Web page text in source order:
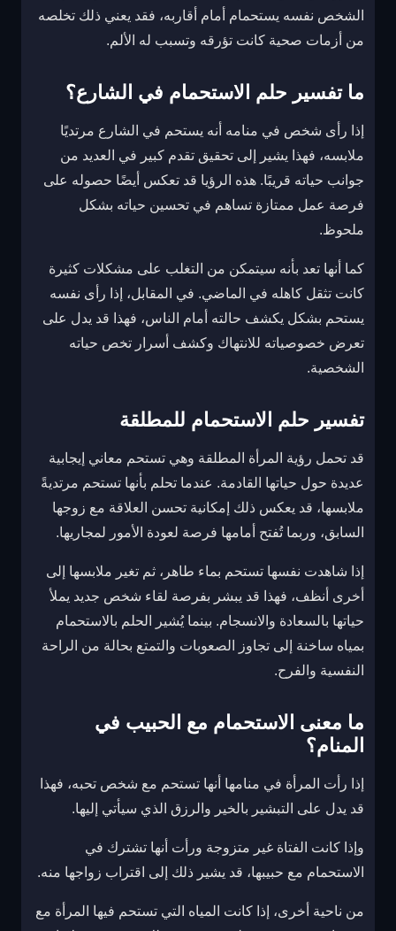
الشخص نفسه يستحمام أمام أقاربه، فقد يعني ذلك تخلصه
من أزمات صحية كانت تؤرقه وتسبب له الألم.
ما تفسير حلم الاستحمام في الشارع؟
إذا رأى شخص في منامه أنه يستحم في الشارع مرتديًا
ملابسه، فهذا يشير إلى تحقيق تقدم كبير في العديد من
جوانب حياته قريبًا. هذه الرؤيا قد تعكس أيضًا حصوله على
فرصة عمل ممتازة تساهم في تحسين حياته بشكل
ملحوظ.
كما أنها تعد بأنه سيتمكن من التغلب على مشكلات كثيرة
كانت تثقل كاهله في الماضي. في المقابل، إذا رأى نفسه
يستحم بشكل يكشف حالته أمام الناس، فهذا قد يدل على
تعرض خصوصياته للانتهاك وكشف أسرار تخص حياته
الشخصية.
تفسير حلم الاستحمام للمطلقة
قد تحمل رؤية المرأة المطلقة وهي تستحم معاني إيجابية
عديدة حول حياتها القادمة. عندما تحلم بأنها تستحم مرتديةً
ملابسها، قد يعكس ذلك إمكانية تحسن العلاقة مع زوجها
السابق، وربما تُفتح أمامها فرصة لعودة الأمور لمجاريها.
إذا شاهدت نفسها تستحم بماء طاهر، ثم تغير ملابسها إلى
أخرى أنظف، فهذا قد يبشر بفرصة لقاء شخص جديد يملأ
حياتها بالسعادة والانسجام. بينما يُشير الحلم بالاستحمام
بمياه ساخنة إلى تجاوز الصعوبات والتمتع بحالة من الراحة
النفسية والفرح.
ما معنى الاستحمام مع الحبيب في
المنام؟
إذا رأت المرأة في منامها أنها تستحم مع شخص تحبه، فهذا
قد يدل على التبشير بالخير والرزق الذي سيأتي إليها.
وإذا كانت الفتاة غير متزوجة ورأت أنها تشترك في
الاستحمام مع حبيبها، قد يشير ذلك إلى اقتراب زواجها منه.
من ناحية أخرى، إذا كانت المياه التي تستحم فيها المرأة مع